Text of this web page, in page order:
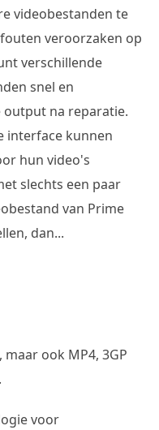
videobestanden te
veroorzaken op
verschillende
snel en
na reparatie.
interface kunnen
hun video's
slechts een paar
van Prime
dan...
ook MP4, 3GP
voor